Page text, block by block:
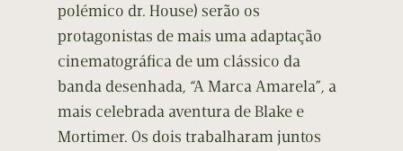
polémico dr. House) serão os
protagonistas de mais uma adaptação
cinematográfica de um clássico da
banda desenhada, “A Marca Amarela”, a
mais celebrada aventura de Blake e
Mortimer. Os dois trabalharam juntos